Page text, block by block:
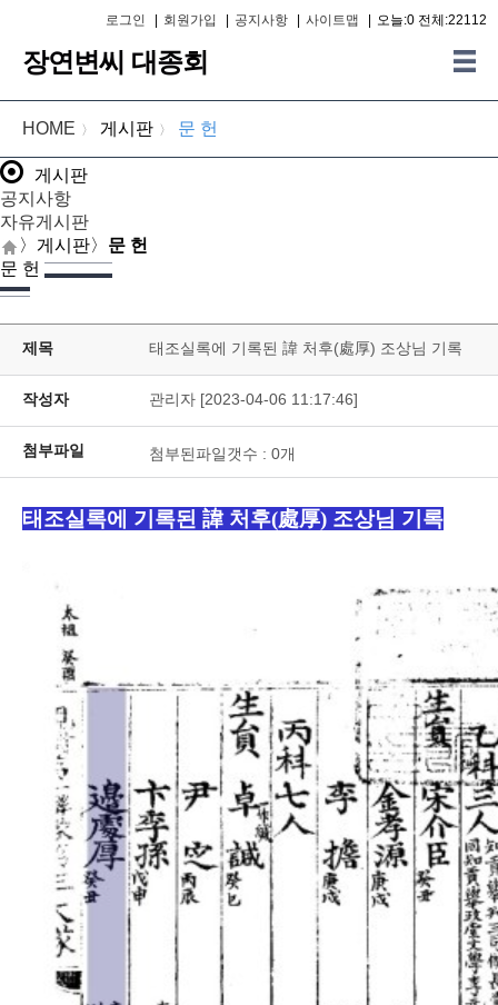
장연변씨 대종회
로그인 회원가입 공지사항 사이트맵 오늘:0 전체:22112
HOME 〉 게시판 〉 문 헌
게시판
공지사항
자유게시판
〉 게시판〉 문 헌
문 헌
제목 태조실록에 기록된 諱 처후(處厚) 조상님 기록
작성자 관리자 [2023-04-06 11:17:46]
첨부파일 첨부된파일갯수 : 0개
태조실록에 기록된 諱 처후(處厚) 조상님 기록